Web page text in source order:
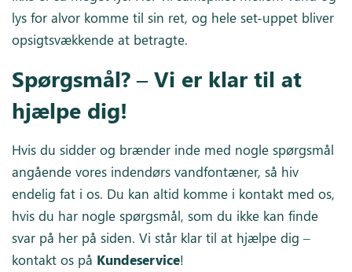
lys for alvor komme til sin ret, og hele set-uppet bliver
opsigtsvækkende at betragte.
Spørgsmål? – Vi er klar til at
hjælpe dig!
Hvis du sidder og brænder inde med nogle spørgsmål
angående vores indendørs vandfontæner, så hiv
endelig fat i os. Du kan altid komme i kontakt med os,
hvis du har nogle spørgsmål, som du ikke kan finde
svar på her på siden. Vi står klar til at hjælpe dig –
kontakt os på Kundeservice!